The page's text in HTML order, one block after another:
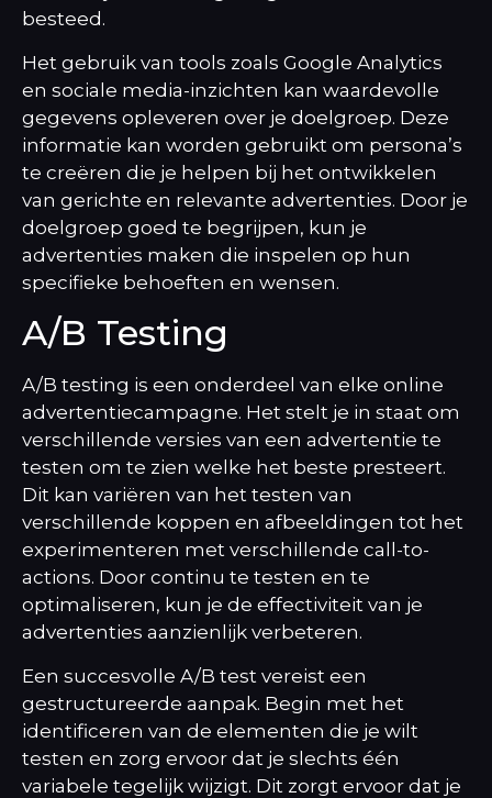
besteed.
Het gebruik van tools zoals Google Analytics
en sociale media-inzichten kan waardevolle
gegevens opleveren over je doelgroep. Deze
informatie kan worden gebruikt om persona’s
te creëren die je helpen bij het ontwikkelen
van gerichte en relevante advertenties. Door je
doelgroep goed te begrijpen, kun je
advertenties maken die inspelen op hun
specifieke behoeften en wensen.
A/B Testing
A/B testing is een onderdeel van elke online
advertentiecampagne. Het stelt je in staat om
verschillende versies van een advertentie te
testen om te zien welke het beste presteert.
Dit kan variëren van het testen van
verschillende koppen en afbeeldingen tot het
experimenteren met verschillende call-to-
actions. Door continu te testen en te
optimaliseren, kun je de effectiviteit van je
advertenties aanzienlijk verbeteren.
Een succesvolle A/B test vereist een
gestructureerde aanpak. Begin met het
identificeren van de elementen die je wilt
testen en zorg ervoor dat je slechts één
variabele tegelijk wijzigt. Dit zorgt ervoor dat je